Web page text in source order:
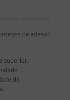
de adesão
superior,
da